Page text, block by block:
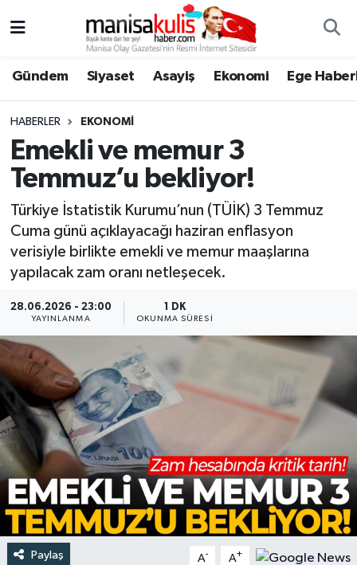
Gündem Siyaset Asayiş Ekonomi Ege
HABERLER EKONOMI
Emekli ve memur 3
Temmuz’u bekliyor!
Türkiye İstatistik Kurumu’nun (TÜİK) 3 Temmuz
Cuma günü açıklayacağı haziran enflasyon
verisiyle birlikte emekli ve memur maaşlarına
yapılacak zam oranı netleşecek.
28.06.2026 - 23:00
YAYINLANMA
1 DK
OKUNMA SÜRESI
Paylaş A- A+
Ege Haberleri
Ekonomi
Genel
Gündem
Resmi İlan
Siyaset
Spor
Türkiye
Yaşam
Yunusemre Hava Durumu
Yunusemre Trafik Yoğunluk Haritası
Süper Lig Puan Durumu ve Fikstür
Tüm Manşetler
Son Dakika Haberleri
Haber Arşivi